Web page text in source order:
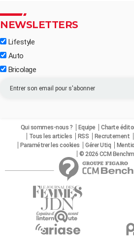
NEWSLETTERS
Lifestyle
Auto
Bricolage
Qui sommes-nous ? Equipe Charte
Tous les articles
RSS Recrutement
Paramétrer les cookies
Gérer Utiq
© 2026 CCM